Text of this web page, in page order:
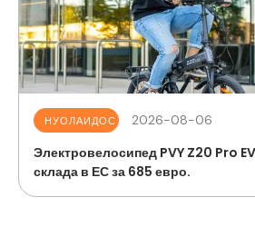
НУОЛАИДОС 2026-08-06
Электровелосипед PVY Z20 Pro
склада в ЕС за 685 евро.